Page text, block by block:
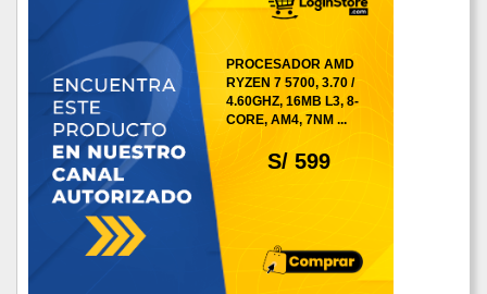
S/ 599
PROCESADOR AMD
RYZEN 7 5700, 3.70 /
4.60GHZ, 16MB L3, 8-
CORE, AM4, 7NM ...